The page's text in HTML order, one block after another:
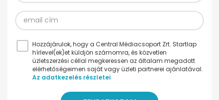
Hozzájárulok, hogy a Central Médiacsoport Zrt. Startlap
hírlevel(ek)et küldjön számomra, és közvetlen
üzletszerzési céllal megkeressen az általam megadott
elérhetőségeimen saját vagy üzleti partnerei ajánlatával.
Az adatkezelés részletei